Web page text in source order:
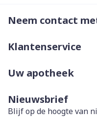
Neem contact
Klantenservice
Uw apotheek
Nieuwsbrief
Blijf op de hoogte van